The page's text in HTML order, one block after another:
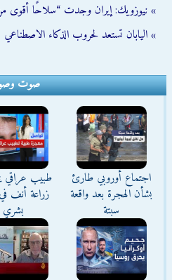
» نيوزويك: إيران وجدت “سلاحًا أقوى من
» اليابان تستعد لحروب الذكاء الاصطناعي
صوت
اجتماع أوروبي طارئ
بشأن الهجرة بعد واقعة
سبتة
طبيب عراقي
زراعة أنف
بشري